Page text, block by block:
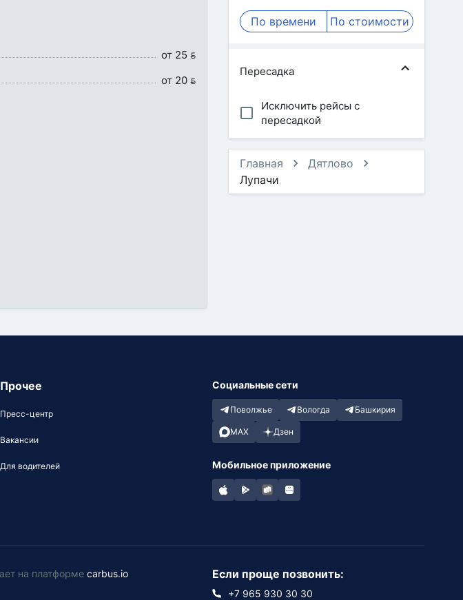
от 25 
от 20 
По времени По стоимости
Пересадка
Исключить рейсы с
пересадкой
Главная
Дятлово
Лупачи
Прочее
Пресс-центр
Вакансии
Для водителей
Социальные сети
Поволжье Вологда Башкирия
MAX Дзен
Мобильное приложение
на платформе carbus.io Если проще позвонить:
+7 965 930 30 30